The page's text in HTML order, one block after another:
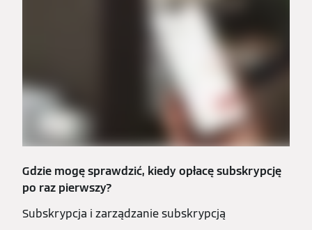
Gdzie mogę sprawdzić, kiedy opłacę subskrypcję
po raz pierwszy?
Subskrypcja i zarządzanie subskrypcją